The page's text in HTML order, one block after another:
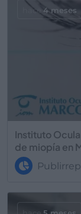
Instituto
de miopía en
hace 4 meses